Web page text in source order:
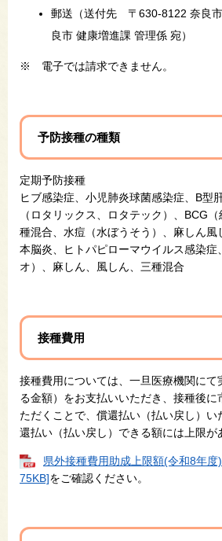
郵送（送付先 〒630-8122 奈良
良市 健康増進課 管理係 宛）
※ 電子では請求できません。
予防接種の種類
定期予防接種
ヒブ感染症、小児肺炎球菌感染症、B型
（ロタリックス、ロタテック）、BCG
種混合、水痘（水ぼうそう）、麻しん風
本脳炎、ヒトパピローマウイルス感染症
オ）、麻しん、風しん、三種混合
接種費用
接種費用については、一旦医療機関にて
る金額）をお支払いいただき、接種後
ただくことで、償還払い（払い戻し）
還払い（払い戻し）できる額には上限が
県外接種費用助成上限額(令和8年度
75KB]をご確認ください。